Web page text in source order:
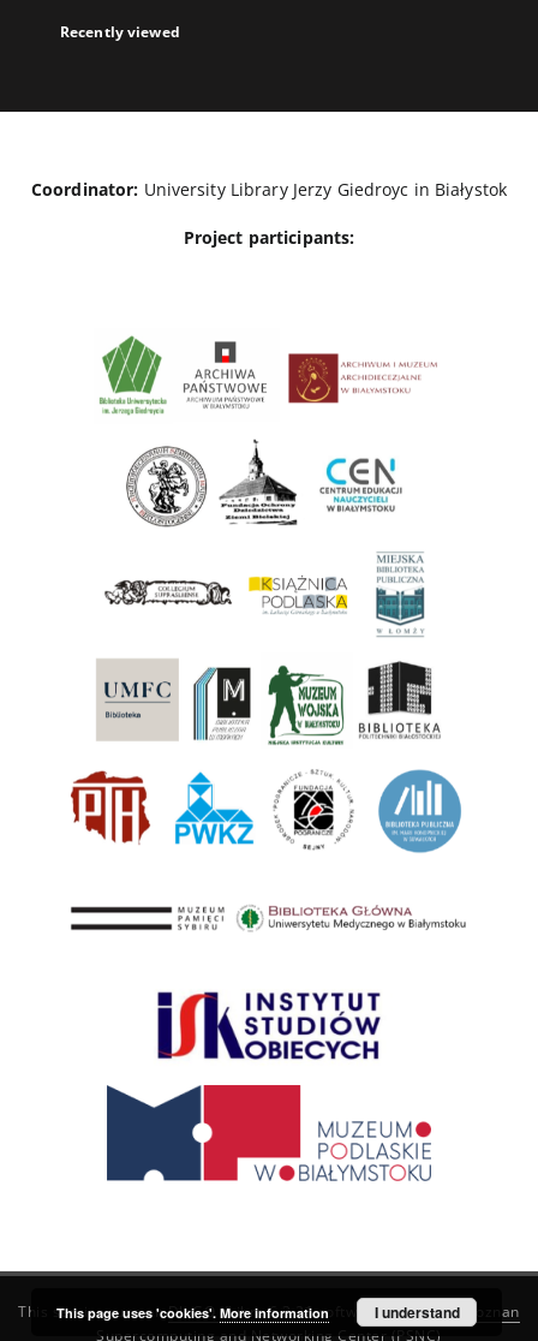
Recently viewed
Coordinator: University Library Jerzy Giedroyc in Białystok
Project participants:
This service runs onDInGO dLibra 6.3.21software created by
Poznan
Supercomputing and Networking Center (PSNC)
This page uses 'cookies'. More information I understand